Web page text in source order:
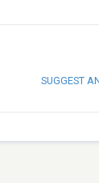
SUGGEST